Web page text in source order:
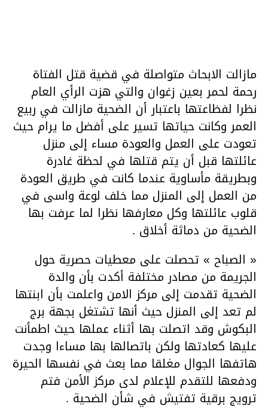
مازالت الابحاث متواصلة في قضیة قتل الفتاة
رحمة لحمر بعین زغوان والتي ھزت الرأي العام
نظرا لفظاعتھا باعتبار أن الضحیة مازالت في ربیع
العمر وكانت حیاتھا تسیر على أفضل ما یرام حیث
تعودت على العمل والعودة مساء إلى منزل
عائلتھا قبل أن یتم قتلھا في لحظة غادرة
وبطریقة مأساویة عندما كانت في طریق العودة
من العمل إلى المنزل مما خلف لوعة واسى في
قلوب عائلتھا وكل معارفھا نظرا لما عرفت بھا
الضحیة من دماثة أخلاق .
« الصباح » تحصلت على معطیات حصریة حول
الجریمة من مصادر مختلفة أكدت بأن والدة
الضحیة تقدمت إلى مركز الامن واعلمت بأن ابنتھا
لم تعد إلى المنزل حیث أنھا تشتغل بجھة برج
البكوش وقد اتصلت بھا أثناء عملھا حیث اطمأنت
علیھا كعادتھا ولكن باتصالھا بھا مساءا وجدت
ھاتفھا الجوال مغلقا مما بعث في نفسھا الحیرة
ودفعھا للتقدم للإعلام لدى مركز الأمن فتم
ترویج برقیة تفتیش في شأن الضحیة .